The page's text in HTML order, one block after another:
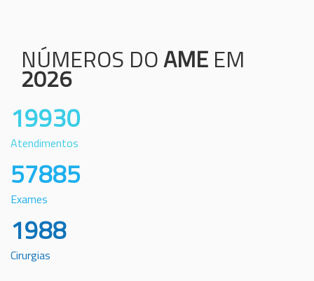
NÚMEROS DOAME EM
2026
19930
Atendimentos
57885
Exames
1988
Cirurgias